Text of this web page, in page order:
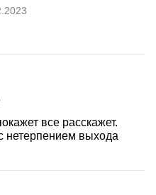
все расскажет.
нетерпением выхода